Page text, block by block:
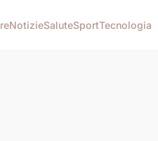
NotizieSaluteSportTecnologia